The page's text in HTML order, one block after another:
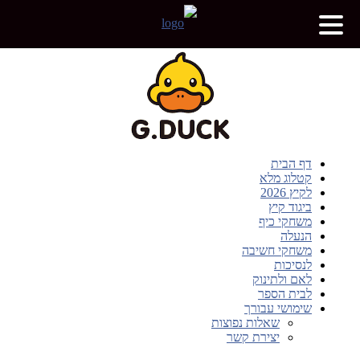
דף הבית
קטלוג מלא
לקיץ 2026
ביגוד קיץ
משחקי כיף
הנעלה
משחקי חשיבה
לנסיכות
לאם ולתינוק
לבית הספר
שימושי עבורך
שאלות נפוצות
יצירת קשר